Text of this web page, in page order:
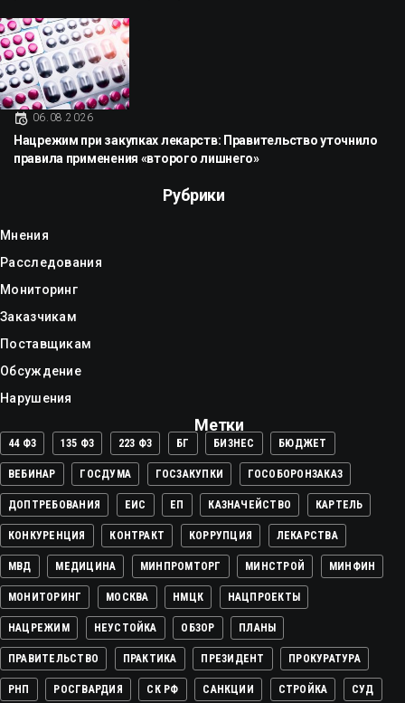
06.08.2026
Нацрежим при закупках лекарств: Правительство уточнило
правила применения «второго лишнего»
Рубрики
Мнения
Расследования
Мониторинг
Заказчикам
Поставщикам
Обсуждение
Нарушения
Метки
44 ФЗ 135 ФЗ 223 ФЗ БГ БИЗНЕС БЮДЖЕТ
ВЕБИНАР ГОСДУМА ГОСЗАКУПКИ ГОСОБОРОНЗАКАЗ
ДОПТРЕБОВАНИЯ ЕИС ЕП КАЗНАЧЕЙСТВО КАРТЕЛЬ
КОНКУРЕНЦИЯ КОНТРАКТ КОРРУПЦИЯ ЛЕКАРСТВА
МВД МЕДИЦИНА МИНПРОМТОРГ МИНСТРОЙ МИНФИН
МОНИТОРИНГ МОСКВА НМЦК НАЦПРОЕКТЫ
НАЦРЕЖИМ НЕУСТОЙКА ОБЗОР ПЛАНЫ
ПРАВИТЕЛЬСТВО ПРАКТИКА ПРЕЗИДЕНТ ПРОКУРАТУРА
РНП РОСГВАРДИЯ СК РФ САНКЦИИ СТРОЙКА СУД